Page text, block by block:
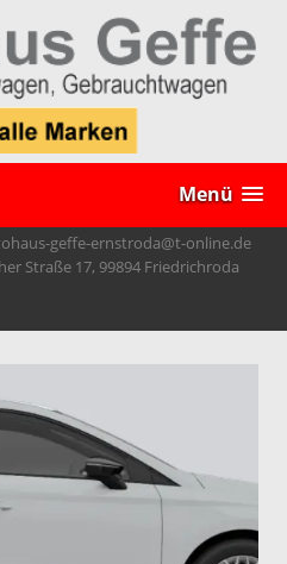
Menü
geffe-ernstroda@t-online.de
Straße 17, 99894 Friedrichroda